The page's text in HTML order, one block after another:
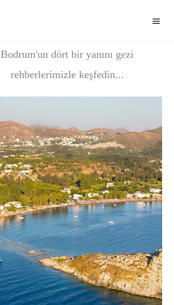
Bodrum'un dört bir yanını gezi
rehberlerimizle keşfedin...